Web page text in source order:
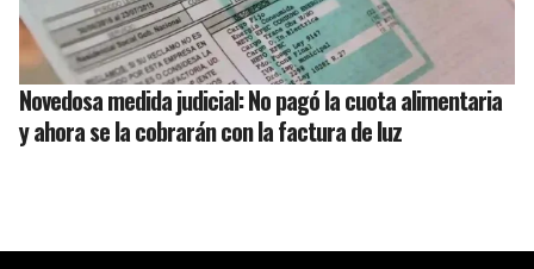
Novedosa medida judicial: No pagó la cuota alimentaria
y ahora se la cobrarán con la factura de luz